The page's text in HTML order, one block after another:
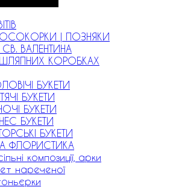
ОСОКОРКИ | ПОЗНЯКИ
ВАЛЕНТИНА
ШЛЯПНИХ КОРОБКАХ
БУКЕТИ
БУКЕТИ
БУКЕТИ
БУКЕТИ
БУКЕТИ
ФЛОРИСТИКА
композиції, арки
нареченої